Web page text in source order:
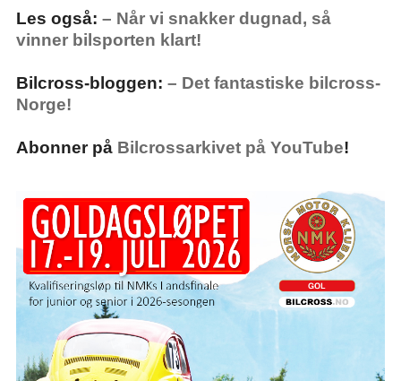
Les også: – Når vi snakker dugnad, så
vinner bilsporten klart!
Bilcross-bloggen: – Det fantastiske bilcross-
Norge!
Abonner på Bilcrossarkivet på YouTube!